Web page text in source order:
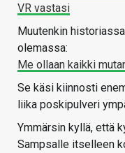
VR vastasi
Muutenkin
olemassa:
Me ollaan kaikki
Se käsi kiinnosti
liika poskipulveri
Ymmärsin kyllä, että
Sampsalle itselleen